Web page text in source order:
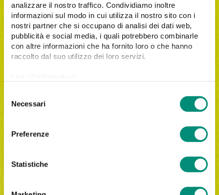
analizzare il nostro traffico. Condividiamo inoltre
informazioni sul modo in cui utilizza il nostro sito con i
nostri partner che si occupano di analisi dei dati web,
pubblicità e social media, i quali potrebbero combinarle
con altre informazioni che ha fornito loro o che hanno
raccolto dal suo utilizzo dei loro servizi.
Necessari
Preferenze
Statistiche
Iscrivimi alla newsletter di Cosmobile.
dei miei dati personali per le finalità indicate.